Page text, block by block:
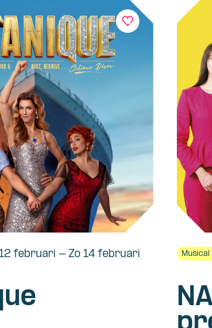
februari - Zo 14 februari Musical